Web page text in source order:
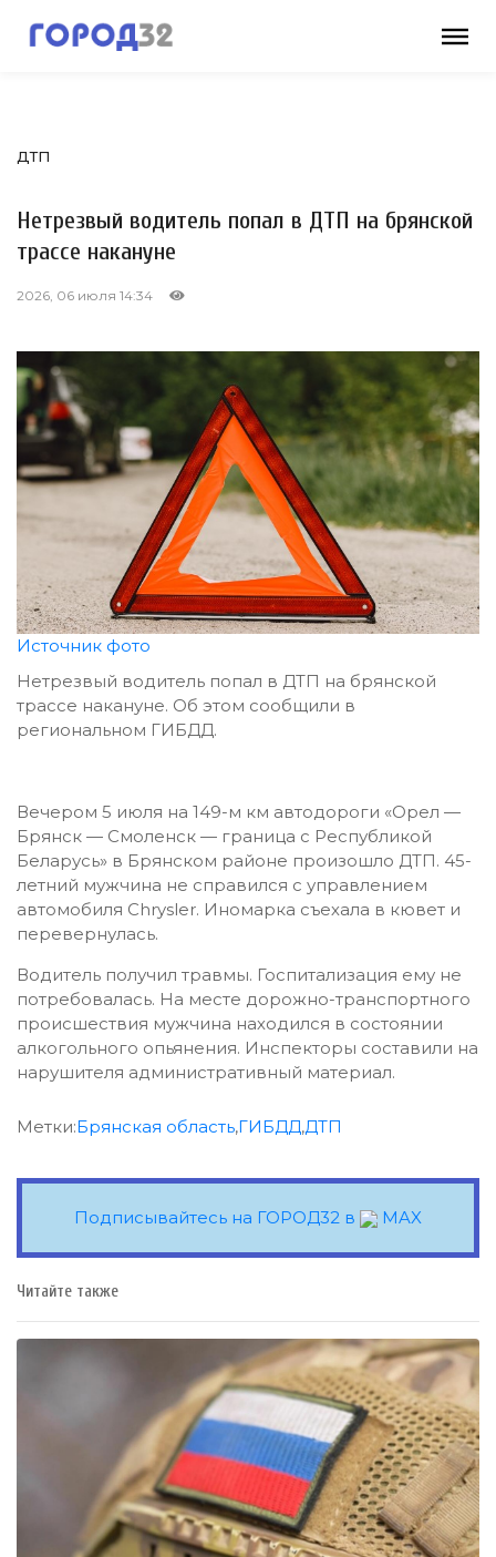
ДТП
Нетрезвый водитель попал в ДТП на брянской
трассе накануне
2026, 06 июля 14:34
Источник фото
Нетрезвый водитель попал в ДТП на брянской
трассе накануне. Об этом сообщили в
региональном ГИБДД.
Вечером 5 июля на 149-м км автодороги «Орел —
Брянск — Смоленск — граница с Республикой
Беларусь» в Брянском районе произошло ДТП. 45-
летний мужчина не справился с управлением
автомобиля Chrysler. Иномарка съехала в кювет и
перевернулась.
Водитель получил травмы. Госпитализация ему не
потребовалась. На месте дорожно-транспортного
происшествия мужчина находился в состоянии
алкогольного опьянения. Инспекторы составили на
нарушителя административный материал.
Метки:Брянская область,ГИБДД,ДТП
Подписывайтесь на ГОРОД32 в MAX
Читайте также